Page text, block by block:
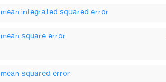
mean integrated squared error
mean square error
mean squared error